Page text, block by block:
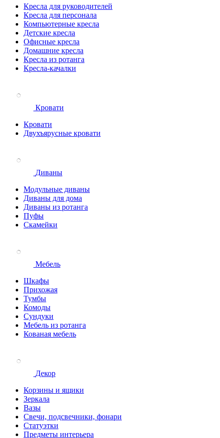
Кресла для руководителей
Кресла для персонала
Компьютерные кресла
Детские кресла
Офисные кресла
Домашние кресла
Кресла из ротанга
Кресла-качалки
Кровати
Кровати
Двухъярусные кровати
Диваны
Модульные диваны
Диваны для дома
Диваны из ротанга
Пуфы
Скамейки
Мебель
Шкафы
Прихожая
Тумбы
Комоды
Сундуки
Мебель из ротанга
Кованая мебель
Декор
Корзины и ящики
Зеркала
Вазы
Свечи, подсвечники, фонари
Статуэтки
Предметы интерьера